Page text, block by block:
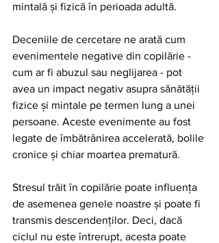
mintală și fizică în perioada adultă.
Deceniile de cercetare ne arată cum
evenimentele negative din copilărie -
cum ar fi abuzul sau neglijarea - pot
avea un impact negativ asupra sănătății
fizice și mintale pe termen lung a unei
persoane. Aceste evenimente au fost
legate de îmbătrânirea accelerată, bolile
cronice și chiar moartea prematură.
Stresul trăit în copilărie poate influența
de asemenea genele noastre și poate fi
transmis descendenților. Deci, dacă
ciclul nu este întrerupt, acesta poate